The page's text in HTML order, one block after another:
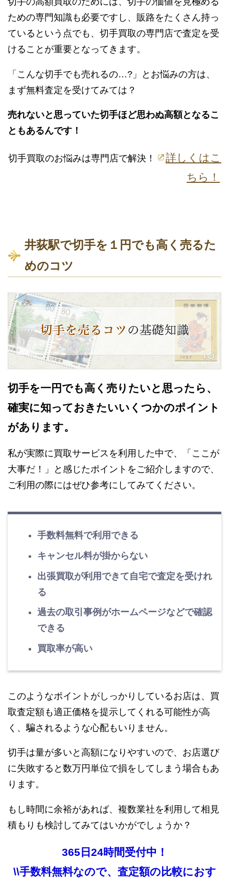
ための専門知識も必要ですし、販路をたくさん持っ
ているという点でも、切手買取の専門店で査定を受
けることが重要となってきます。
「こんな切手でも売れるの…?」とお悩みの方は、
まず無料査定を受けてみては？
売れないと思っていた切手ほど思わぬ高額となるこ
ともあるんです！
切手買取のお悩みは専門店で解決！
詳しくはこ
ちら！
井荻駅で切手を１円でも高く売るた
めのコツ
切手を一円でも高く売りたいと思ったら、
確実に知っておきたいいくつかのポイント
があります。
私が実際に買取サービスを利用した中で、「ここが
大事だ！」と感じたポイントをご紹介しますので、
ご利用の際にはぜひ参考にしてみてください。
手数料無料で利用できる
キャンセル料が掛からない
出張買取が利用できて自宅で査定を受けれ
る
過去の取引事例がホームページなどで確認
できる
買取率が高い
このようなポイントがしっかりしているお店は、買
取査定額も適正価格を提示してくれる可能性が高
く、騙されるような心配もいりません。
切手は量が多いと高額になりやすいので、お店選び
に失敗すると数万円単位で損をしてしまう場合もあ
ります。
もし時間に余裕があれば、複数業社を利用して相見
積もりも検討してみてはいかがでしょうか？
365日24時間受付中！
\\手数料無料なので、査定額の比較におす